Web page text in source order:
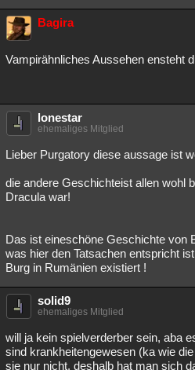
Bagira
Vampirähnliches Aussehen ensteht
lonestar
ehemaliges Mitglied
Lieber Purgatory diese aussage ist
die andere Geschichteist allen wohl
Dracula war!
Das ist eineschöne Geschichte von
was hier den Tatsachen entspricht
Burg in Rumänien existiert !
solid9
ehemaliges Mitglied
will ja kein spielverderber sein, aba
sind krankheitengewesen (ka wie
sie nur nicht. deshalb hat man sich